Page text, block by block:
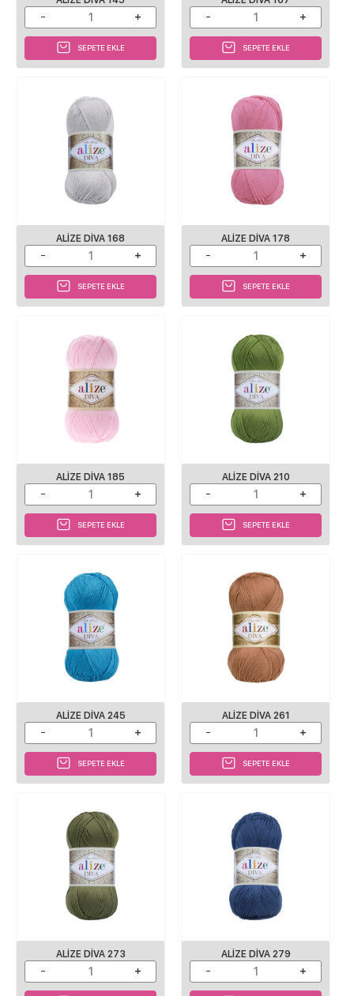
SEPETE EKLE SEPETE EKLE
ALIZE DIVA 168
SEPETE EKLE
ALIZE DIVA 178
SEPETE EKLE
ALIZE DIVA 185
SEPETE EKLE
ALIZE DIVA 210
SEPETE EKLE
ALIZE DIVA 245
SEPETE EKLE
ALIZE DIVA 261
SEPETE EKLE
ALIZE DIVA 273 ALIZE DIVA 279